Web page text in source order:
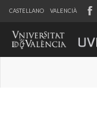
CASTELLANO VALENCIÀ